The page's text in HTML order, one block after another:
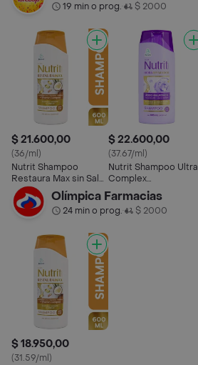
19 min o prog.• $ 2000
$ 21.600,00
(36/ml)
Nutrit Shampoo
Restaura Max sin Sal
Ultra
$ 22.600,00
(37.67/ml)
Nutrit Shampoo Ultra
Complex
Hidrareparador
Olímpica Farmacias
24 min o prog.• $ 2000
$ 18.950,00
(31.59/ml)